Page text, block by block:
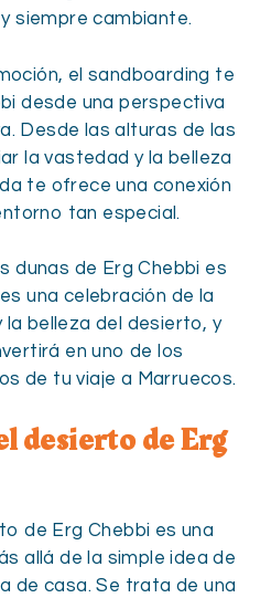
siempre cambiante.
el sandboarding te
desde una perspectiva
Desde las alturas de las
la vastedad y la belleza
te ofrece una conexión
tan especial.
dunas de Erg Chebbi es
una celebración de la
la belleza del desierto, y
en uno de los
de tu viaje a Marruecos.
desierto de Erg
de Erg Chebbi es una
allá de la simple idea de
de casa. Se trata de una